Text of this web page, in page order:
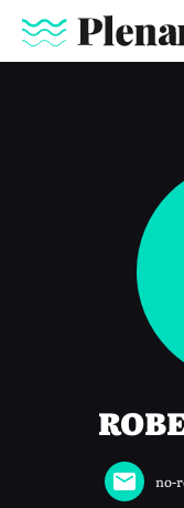
no-